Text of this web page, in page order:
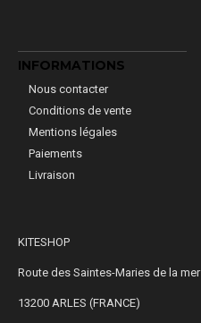
INFORMATIONS
Nous contacter
Conditions de vente
Mentions légales
Paiements
Livraison
KITESHOP
Route des Saintes-Maries de la mer
13200 ARLES (FRANCE)